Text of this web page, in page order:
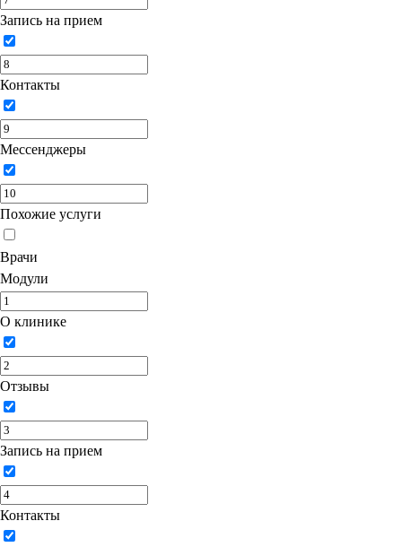
Запись на прием
Контакты
Мессенджеры
Похожие услуги
Врачи
Модули
О клинике
Отзывы
Запись на прием
Контакты